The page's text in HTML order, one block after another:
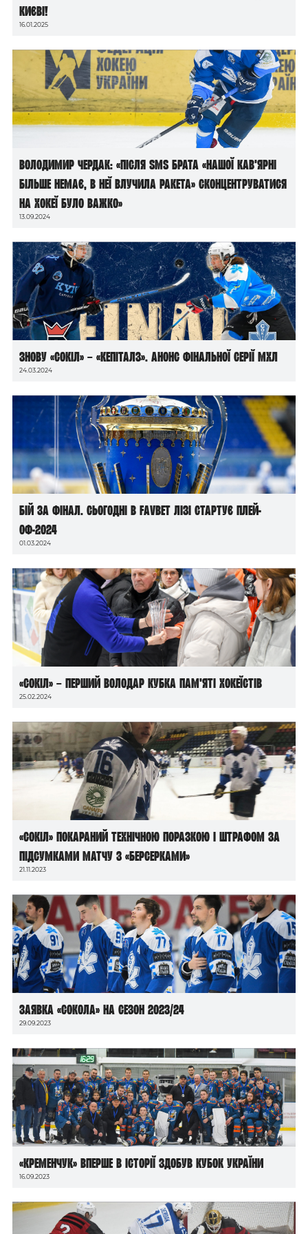
Києві!
16.01.2025
Володимир Чердак: «Після sms брата «Нашої кав’ярні
більше немає, в неї влучила ракета» сконцентруватися
на хокеї було важко»
13.09.2024
Знову «Сокіл» – «Кепіталз». Анонс фінальної серії МХЛ
24.03.2024
Бій за фінал. Сьогодні в Favbet лізі стартує плей-
оф-2024
01.03.2024
«Сокіл» – перший володар Кубка пам’яті хокеїстів
25.02.2024
«Сокіл» покараний технічною поразкою і штрафом за
підсумками матчу з «Берсерками»
21.11.2023
Заявка «Сокола» на сезон 2023/24
29.09.2023
«Кременчук» вперше в історії здобув Кубок України
16.09.2023